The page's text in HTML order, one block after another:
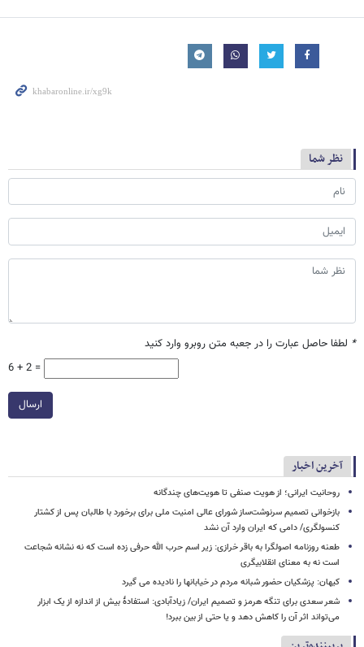
نظر شما
* لطفا حاصل عبارت را در جعبه متن روبرو وارد کنید
6 + 2 =
ارسال
آخرین اخبار
روحانیت ایرانی؛ از هویت صنفی تا هویت‌های چندگانه
بازخوانی تصمیم سرنوشت‌ساز شورای عالی امنیت ملی برای برخورد با طالبان پس از کشتار
کنسولگری/ دامی که ایران وارد آن نشد
طعنه روزنامه اصولگرا به باقر خرازی: زیر اسم حرب الله حرفی زده است که نه نشانه شجاعت
است نه به معنای انقلابیگری
کیهان: پزشکیان حضور شبانه مردم در خیابانها را نادیده می گیرد
شعر سعدی برای تنگه هرمز و تصمیم ایران/ زیادآبادی: استفادهٔ بیش از اندازه از یک ابزار
می‌تواند اثر آن را کاهش دهد و یا حتی از بین ببرد!